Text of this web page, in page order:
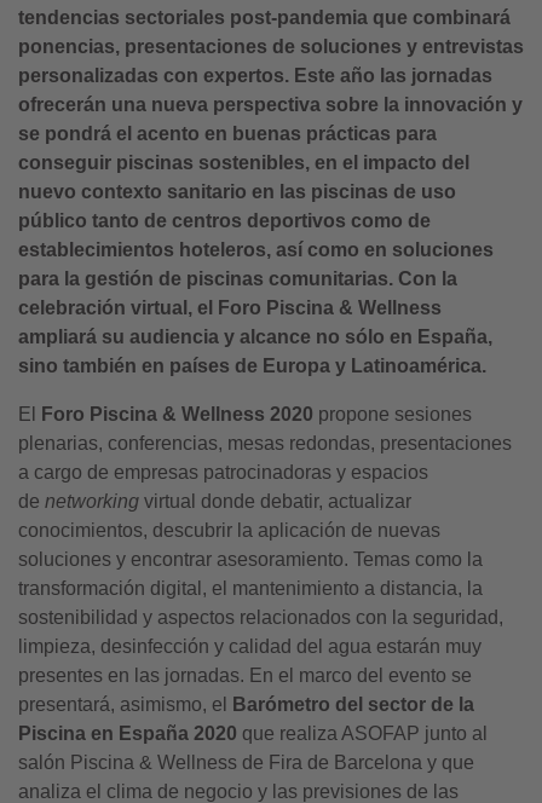
tendencias sectoriales post-pandemia que combinará
ponencias, presentaciones de soluciones y entrevistas
personalizadas con expertos. Este año las jornadas
ofrecerán una nueva perspectiva sobre la innovación y
se pondrá el acento en buenas prácticas para
conseguir piscinas sostenibles, en el impacto del
nuevo contexto sanitario en las piscinas de uso
público tanto de centros deportivos como de
establecimientos hoteleros, así como en soluciones
para la gestión de piscinas comunitarias. Con la
celebración virtual, el Foro Piscina & Wellness
ampliará su audiencia y alcance no sólo en España,
sino también en países de Europa y Latinoamérica.
El Foro Piscina & Wellness 2020 propone sesiones
plenarias, conferencias, mesas redondas, presentaciones
a cargo de empresas patrocinadoras y espacios
de networking virtual donde debatir, actualizar
conocimientos, descubrir la aplicación de nuevas
soluciones y encontrar asesoramiento. Temas como la
transformación digital, el mantenimiento a distancia, la
sostenibilidad y aspectos relacionados con la seguridad,
limpieza, desinfección y calidad del agua estarán muy
presentes en las jornadas. En el marco del evento se
presentará, asimismo, el
Barómetro del sector de la
Piscina en España 2020 que realiza ASOFAP junto al
salón Piscina & Wellness de Fira de Barcelona y que
analiza el clima de negocio y las previsiones de las